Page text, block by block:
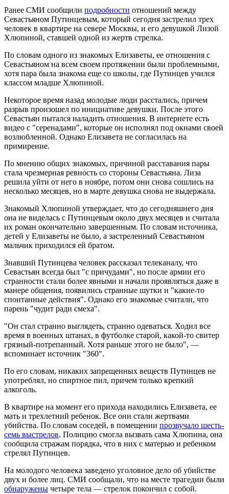
Ранее СМИ сообщили подробности отношений между
Севастьяном Путинцевым, который сегодня застрелил трех
человек в квартире на севере Москвы, и его девушкой Лизой
Хлюпиной, ставшей одной из жертв стрелка.
По словам одного из знакомых Елизаветы, ее отношения с
Севастьяном на всем своем протяжении были проблемными,
хотя пара была знакома еще со школы, где Путинцев учился
классом младше Хлюпиной.
Некоторое время назад молодые люди расстались, причем
разрыв произошел по инициативе девушки. После этого
Севастьян пытался наладить отношения. В интернете есть
видео с "серенадами", которые он исполнял под окнами своей
возлюбленной. Однако Елизавета не согласилась на
примирение.
По мнению общих знакомых, причиной расставания пары
стала чрезмерная ревность со стороны Севастьяна. Лиза
решила уйти от него в ноябре, потом они снова сошлись на
несколько месяцев, но в марте девушка снова не выдержала.
Знакомый Хлюпиной утверждает, что до сегодняшнего дня
она не виделась с Путинцевым около двух месяцев и считала
их роман окончательно завершенным. По словам источника,
детей у Елизаветы не было, а застреленный Севастьяном
мальчик приходился ей братом.
Знавший Путинцева человек рассказал телеканалу, что
Севастьян всегда был "с причудами", но после армии его
странности стали более явными и начали проявляться даже в
манере общения, появились странные шутки и "какие-то
спонтанные действия". Однако его знакомые считали, что
парень "чудит ради смеха".
"Он стал странно выглядеть, странно одеваться. Ходил все
время в военных штанах, в футболке старой, какой-то свитер
грязный-потрепанный. Хотя раньше этого не было", —
вспоминает источник "360".
По его словам, никаких запрещенных веществ Путинцев не
употреблял, но спиртное пил, причем только крепкий
алкоголь.
В квартире на момент его прихода находились Елизавета, ее
мать и трехлетний ребенок. Все они стали жертвами
убийства. По словам соседей, в помещении прозвучало шесть-
семь выстрелов. Полицию смогла вызвать сама Хлюпина, она
сообщила стражам порядка, что в них с матерью и ребенком
стрелял Путинцев.
На молодого человека заведено уголовное дело об убийстве
двух и более лиц. СМИ сообщали, что на месте трагедии были
обнаружены четыре тела — стрелок покончил с собой.